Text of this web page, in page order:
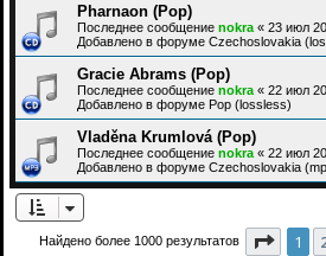
Pharnaon (Pop)
Последнее сообщение nokra « 23 июл
Добавлено в форуме Czechoslovakia
Gracie Abrams (Pop)
Последнее сообщение nokra « 22 июл
Добавлено в форуме Pop (lossless)
Vladěna Krumlová (Pop)
Последнее сообщение nokra « 22 июл
Добавлено в форуме Czechoslovakia
Найдено более 1000 результатов 1